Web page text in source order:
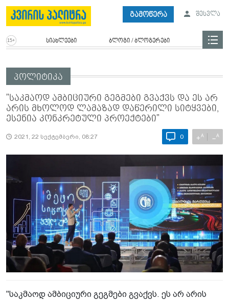
გამოწერა შესვლა
სიახლეები ბლოგი / ბლოგერები
პოლიტიკა
"საკმაოდ ამბიციური გეგმები გვაქვს და ეს არ
არის მხოლოდ ლამაზად დაწერილი სიტყვები,
ესენია კონკრეტული პროექტები"
2021, 22 სექტემბერი, 08:27 0 +A −A
"საკმაოდ ამბიციური გეგმები გვაქვს. ეს არ არის